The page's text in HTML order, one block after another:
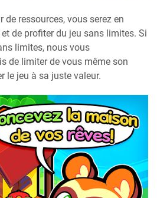
de ressources, vous serez en
de profiter du jeu sans limites. Si
limites, nous vous
de limiter de vous même son
le jeu à sa juste valeur.